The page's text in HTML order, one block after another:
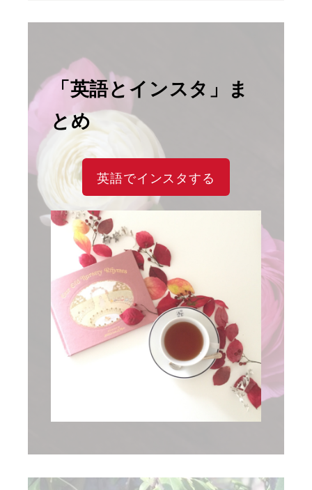
「英語とインスタ」ま
とめ
英語でインスタする